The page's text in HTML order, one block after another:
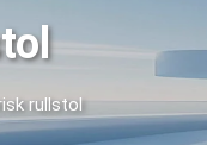
rullstol